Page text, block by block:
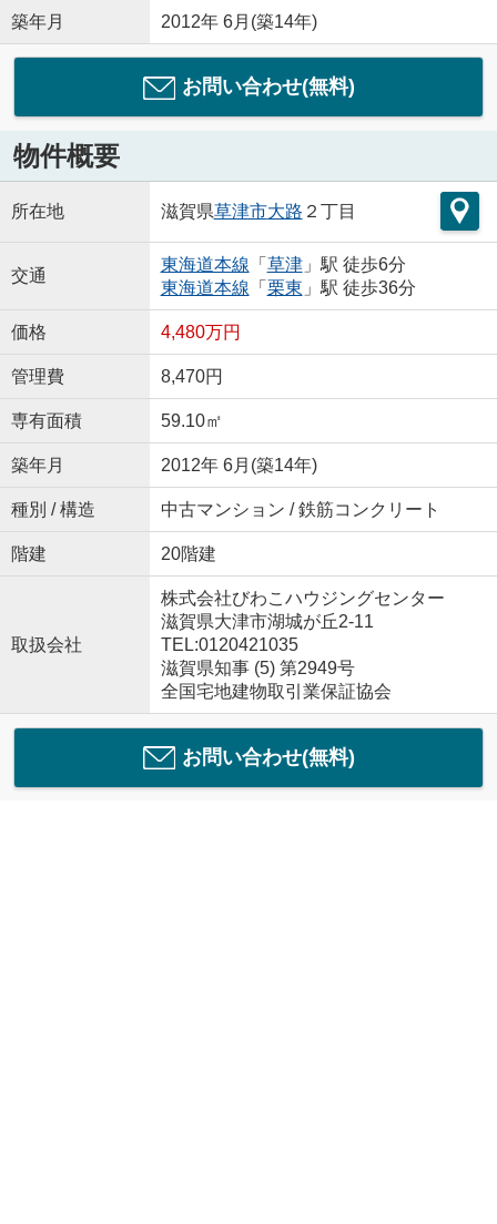
築年月 2012年 6月(築14年)
お問い合わせ(無料)
物件概要
所在地 滋賀県草津市大路 ２丁目
交通
東海道本線 「 草津」駅 徒歩6分
東海道本線 「 栗東 」駅 徒歩36分
価格 4,480万円
管理費 8,470円
専有面積 59.10㎡
築年月 2012年 6月(築14年)
種別 / 構造 中古マンション / 鉄筋コンクリート
階建 20階建
取扱会社
株式会社びわこハウジングセンター
滋賀県大津市湖城が丘2-11
TEL:0120421035
滋賀県知事 (5) 第2949号
全国宅地建物取引業保証協会
お問い合わせ(無料)